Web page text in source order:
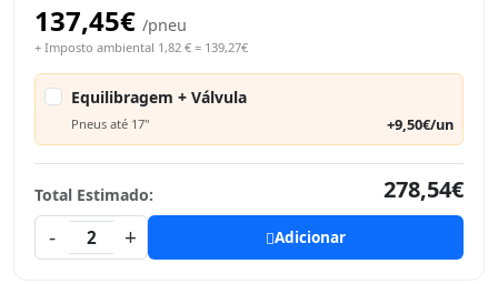
137,45€ /pneu
+ Imposto ambiental 1,82 € = 139,27€
Equilibragem + Válvula
Pneus até 17" +9,50€/un
Total Estimado:
278,54€
-
2 + Adicionar